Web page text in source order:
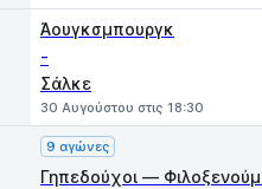
Άουγκσμπουργκ
-
Σάλκε
30 Αυγούστου στις 18:30
9 αγώνες
Γηπεδούχοι —